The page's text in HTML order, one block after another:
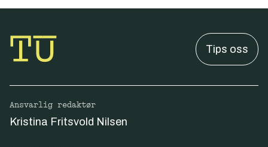
Tips oss
Ansvarlig redaktør
Kristina Fritsvold Nilsen